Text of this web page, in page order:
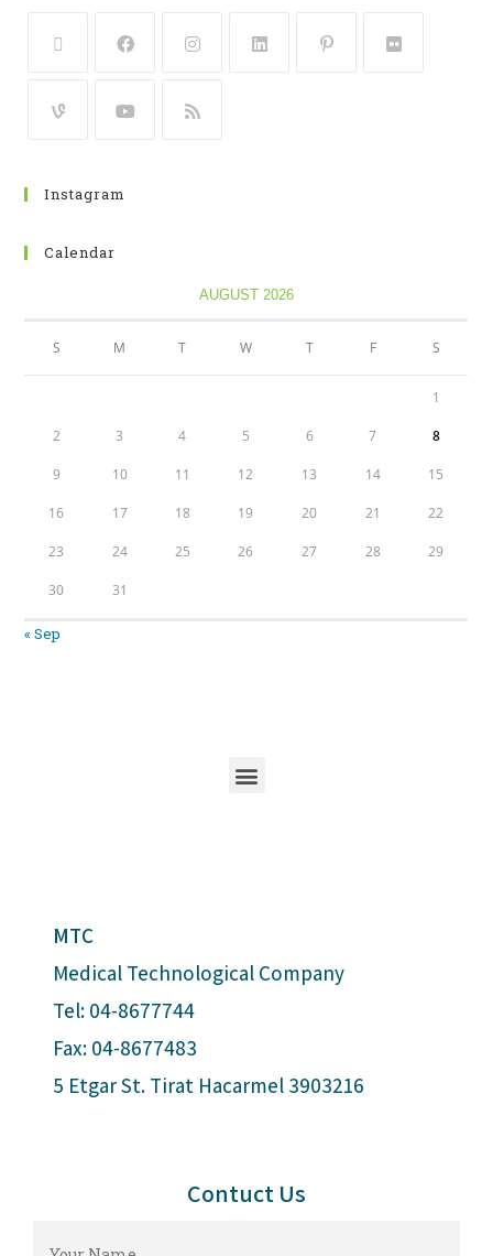
Instagram
Calendar
AUGUST 2026
S M T W T F S
1
2 3 4 5 6 7 8
9 10 11 12 13 14 15
16 17 18 19 20 21 22
23 24 25 26 27 28 29
30 31
« Sep
MTC
Medical Technological Company
Tel: 04-8677744
Fax: 04-8677483
5 Etgar St. Tirat Hacarmel 3903216
Contuct Us